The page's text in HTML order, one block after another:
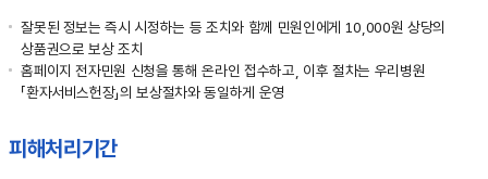
잘못된 정보는 즉시 시정하는 등 조치와 함께 민원인에게 10,000원 상당의
상품권으로 보상 조치
홈페이지 전자민원 신청을 통해 온라인 접수하고, 이후 절차는 우리병원
「환자서비스헌장」의 보상절차와 동일하게 운영
피해처리기간